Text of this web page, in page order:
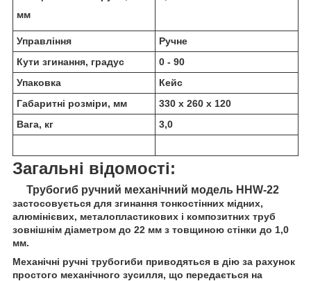
мм
Управління
Ручне
Кути згинання, градус
0 - 90
Упаковка
Кейс
Габаритні розміри, мм
330 х 260 х 120
Вага, кг
3,0
Загальні відомості:
Трубогиб ручний механічний модель HHW-22
застосовується для згинання тонкостінних мідних,
алюмінієвих, металопластикових і композитних труб
зовнішнім діаметром до 22 мм з товщиною стінки до 1,0
мм.
Механічні ручні трубогиби приводяться в дію за рахунок
простого механічного зусилля, що передається на